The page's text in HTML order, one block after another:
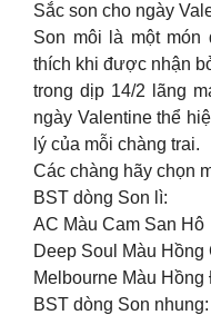
Sắc son cho ngày
Son môi là một món
thích khi được nhận
trong dịp 14/2 lãng
ngày Valentine thể
lý của mỗi chàng trai.
Các chàng hãy chọn
BST dòng Son lì:
AC Màu Cam San Hô
Deep Soul Màu Hồng
Melbourne Màu Hồng
BST dòng Son nhung: